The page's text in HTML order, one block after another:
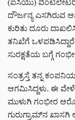
(ಐಸಿಯು)
ದೌರ್ಜನ್ಯ ಎಸಗಿರುವ
ಕುರಿತು ದೂರು
ತನಿಖೆಗೆ
ಸುರಕ್ಷತೆಯ ಬಗ್ಗೆ
ಸಂತ್ರಸ್ತೆ ತನ್ನ
ಆಗಮಿಸಿದ್ದಳು. ಈ
ಮುಳುಗಿ ಗಂಭೀರ
ಗುರುಗ್ರಾಮ್‌ನ ಖಾಸಗಿ